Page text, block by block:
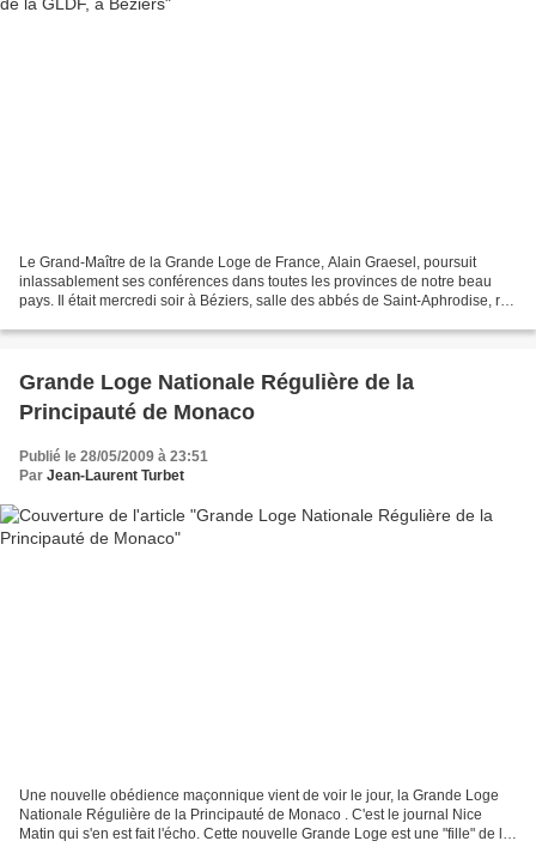
Le Grand-Maître de la Grande Loge de France, Alain Graesel, poursuit
inlassablement ses conférences dans toutes les provinces de notre beau
pays. Il était mercredi soir à Béziers, salle des abbés de Saint-Aphrodise, rue
Grande Loge Nationale Régulière de la
Principauté de Monaco
Publié le 28/05/2009 à 23:51
Par Jean-Laurent Turbet
Une nouvelle obédience maçonnique vient de voir le jour, la Grande Loge
Nationale Régulière de la Principauté de Monaco . C'est le journal Nice
Matin qui s'en est fait l'écho. Cette nouvelle Grande Loge est une "fille" de la